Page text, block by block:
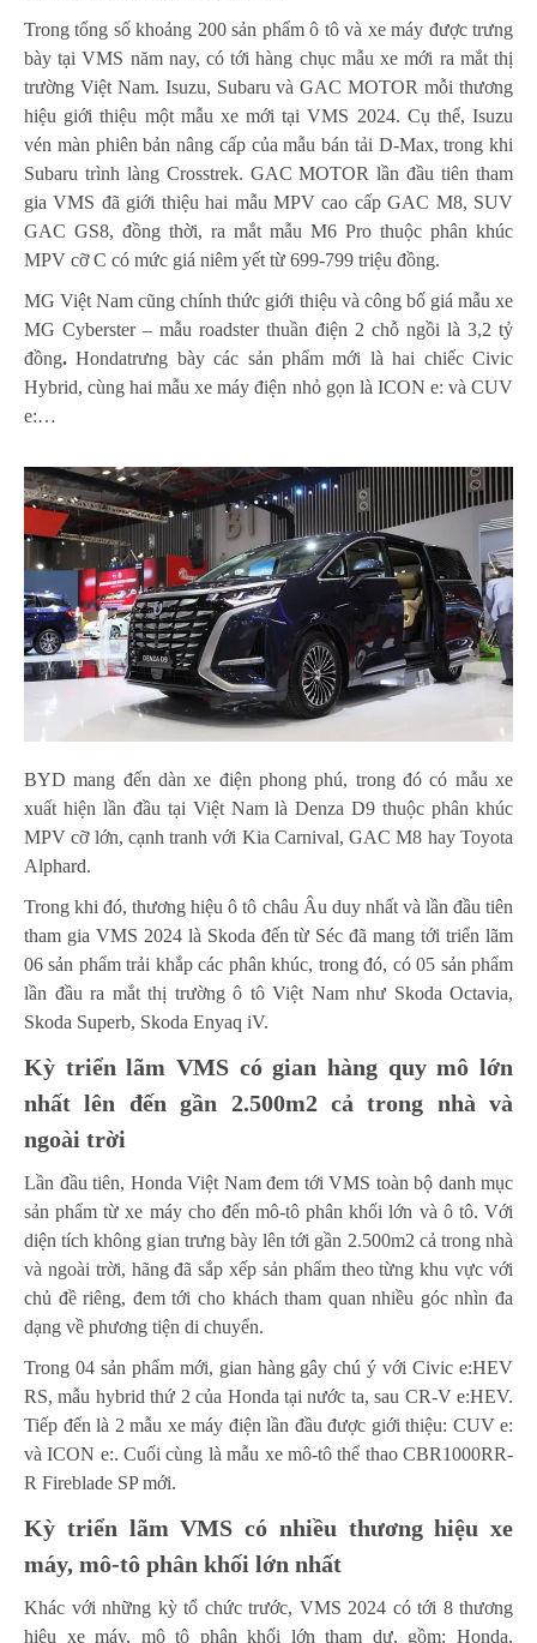
Trong tổng số khoảng 200 sản phẩm ô tô và xe máy được trưng
bày tại VMS năm nay, có tới hàng chục mẫu xe mới ra mắt thị
trường Việt Nam. Isuzu, Subaru và GAC MOTOR mỗi thương
hiệu giới thiệu một mẫu xe mới tại VMS 2024. Cụ thể, Isuzu
vén màn phiên bản nâng cấp của mẫu bán tải D-Max, trong khi
Subaru trình làng Crosstrek. GAC MOTOR lần đầu tiên tham
gia VMS đã giới thiệu hai mẫu MPV cao cấp GAC M8, SUV
GAC GS8, đồng thời, ra mắt mẫu M6 Pro thuộc phân khúc
MPV cỡ C có mức giá niêm yết từ 699-799 triệu đồng.
MG Việt Nam cũng chính thức giới thiệu và công bố giá mẫu xe
MG Cyberster – mẫu roadster thuần điện 2 chỗ ngồi là 3,2 tỷ
đồng.Hondatrưng bày các sản phẩm mới là hai chiếc Civic
Hybrid, cùng hai mẫu xe máy điện nhỏ gọn là ICON e: và CUV
e:…
BYD mang đến dàn xe điện phong phú, trong đó có mẫu xe
xuất hiện lần đầu tại Việt Nam là Denza D9 thuộc phân khúc
MPV cỡ lớn, cạnh tranh với Kia Carnival, GAC M8 hay Toyota
Alphard.
Trong khi đó, thương hiệu ô tô châu Âu duy nhất và lần đầu tiên
tham gia VMS 2024 là Skoda đến từ Séc đã mang tới triển lãm
06 sản phẩm trải khắp các phân khúc, trong đó, có 05 sản phẩm
lần đầu ra mắt thị trường ô tô Việt Nam như Skoda Octavia,
Skoda Superb, Skoda Enyaq iV.
Kỳ triển lãm VMS có gian hàng quy mô lớn
nhất lên đến gần 2.500m2 cả trong nhà và
ngoài trời
Lần đầu tiên, Honda Việt Nam đem tới VMS toàn bộ danh mục
sản phẩm từ xe máy cho đến mô-tô phân khối lớn và ô tô. Với
diện tích không gian trưng bày lên tới gần 2.500m2 cả trong nhà
và ngoài trời, hãng đã sắp xếp sản phẩm theo từng khu vực với
chủ đề riêng, đem tới cho khách tham quan nhiều góc nhìn đa
dạng về phương tiện di chuyển.
Trong 04 sản phẩm mới, gian hàng gây chú ý với Civic e:HEV
RS, mẫu hybrid thứ 2 của Honda tại nước ta, sau CR-V e:HEV.
Tiếp đến là 2 mẫu xe máy điện lần đầu được giới thiệu: CUV e:
và ICON e:. Cuối cùng là mẫu xe mô-tô thể thao CBR1000RR-
R Fireblade SP mới.
Kỳ triển lãm VMS có nhiều thương hiệu xe
máy, mô-tô phân khối lớn nhất
Khác với những kỳ tổ chức trước, VMS 2024 có tới 8 thương
hiệu xe máy, mô tô phân khối lớn tham dự, gồm: Honda,